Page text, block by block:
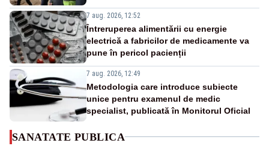
7 aug. 2026, 12:52
Întreruperea alimentării cu energie
electrică a fabricilor de medicamente va
pune în pericol pacienții
7 aug. 2026, 12:49
Metodologia care introduce subiecte
unice pentru examenul de medic
specialist, publicată în Monitorul Oficial
SANATATE PUBLICA